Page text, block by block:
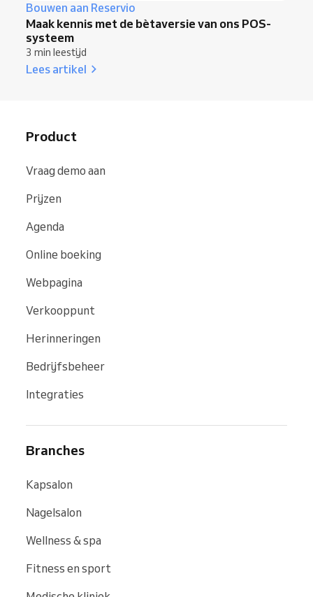
Bouwen aan Reservio
Maak kennis met de bètaversie van ons POS-
systeem
3 min leestijd
Lees artikel
Product
Vraag demo aan
Prijzen
Agenda
Online boeking
Webpagina
Verkooppunt
Herinneringen
Bedrijfsbeheer
Integraties
Branches
Kapsalon
Nagelsalon
Wellness & spa
Fitness en sport